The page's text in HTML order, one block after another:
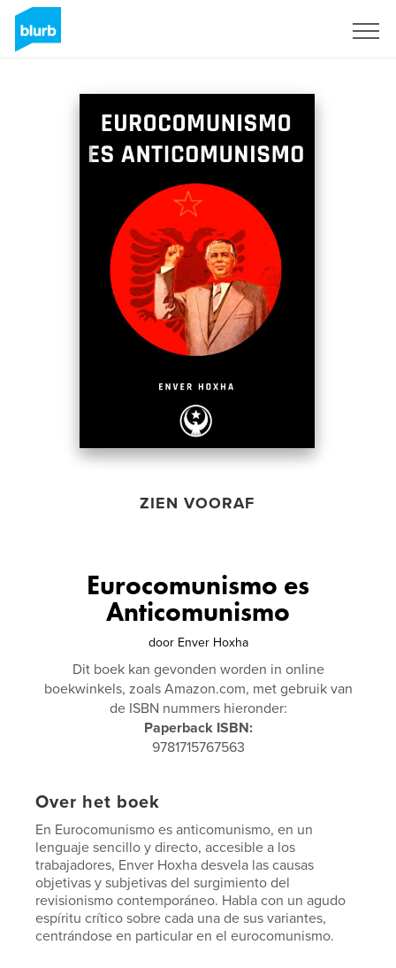
ZIEN VOORAF
Eurocomunismo es
Anticomunismo
door Enver Hoxha
Dit boek kan gevonden worden in online
boekwinkels, zoals Amazon.com, met gebruik van
de ISBN nummers hieronder:
Paperback ISBN:
9781715767563
Over het boek
En Eurocomunismo es anticomunismo, en un
lenguaje sencillo y directo, accesible a los
trabajadores, Enver Hoxha desvela las causas
objetivas y subjetivas del surgimiento del
revisionismo contemporáneo. Habla con un agudo
espíritu crítico sobre cada una de sus variantes,
centrándose en particular en el eurocomunismo.